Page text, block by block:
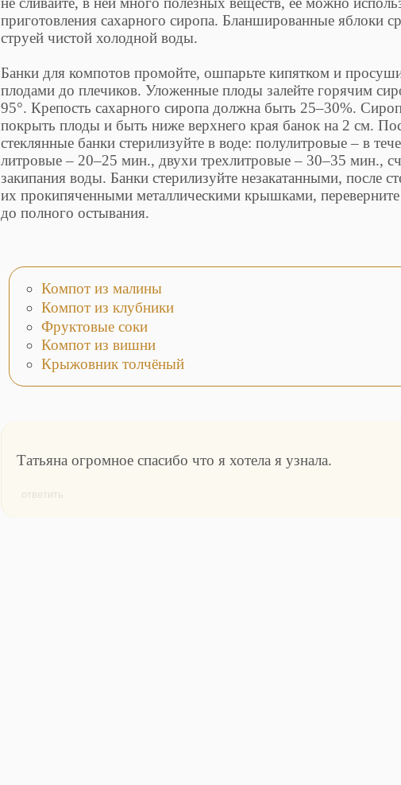
приготовления сахарного сиропа. Бланшированные яблоки
струей чистой холодной воды.
Банки для компотов промойте, ошпарьте кипятком и
плодами до плечиков. Уложенные плоды залейте горячим
95°. Крепость сахарного сиропа должна быть 25–30%.
покрыть плоды и быть ниже верхнего края банок на 2 см.
стеклянные банки стерилизуйте в воде: полулитровые – в
литровые – 20–25 мин., двухи трехлитровые – 30–35 мин.,
закипания воды. Банки стерилизуйте незакатанными, после
их прокипяченными металлическими крышками, переверните
до полного остывания.
Компот из малины
Компот из клубники
Фруктовые соки
Компот из вишни
Крыжовник толчёный
Татьяна огромное спасибо что я хотела я узнала.
ответить